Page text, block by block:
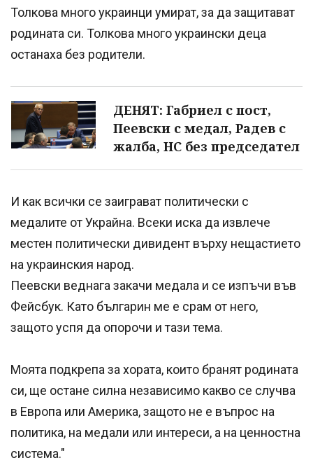
Толкова много украинци умират, за да защитават
родината си. Толкова много украински деца
останаха без родители.
ДЕНЯТ: Габриел с пост,
Пеевски с медал, Радев с
жалба, НС без председател
И как всички се заиграват политически с
медалите от Украйна. Всеки иска да извлече
местен политически дивидент върху нещастието
на украинския народ.
Пеевски веднага закачи медала и се изпъчи във
Фейсбук. Като българин ме е срам от него,
защото успя да опорочи и тази тема.
Моята подкрепа за хората, които бранят родината
си, ще остане силна независимо какво се случва
в Европа или Америка, защото не е въпрос на
политика, на медали или интереси, а на ценностна
система."